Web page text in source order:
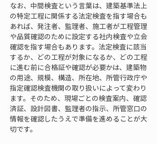
なお、中間検査という言葉は、建築基準法上
の特定工程に関係する法定検査を指す場合も
あれば、発注者、監理者、施工者が工程管理
や品質確認のために設定する社内検査や立会
確認を指す場合もあります。法定検査に該当
するか、どの工程が対象になるか、どの工程
に進む前に合格証や確認が必要かは、建築物
の用途、規模、構造、所在地、所管行政庁や
指定確認検査機関の取り扱いによって変わり
ます。そのため、現場ごとの検査案内、確認
済証、設計図書、監理者の指示、所管窓口の
情報を確認したうえで準備を進めることが大
切です。